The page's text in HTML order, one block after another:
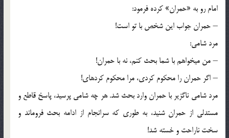
امام رو به «حمران» كرده فرمود:
– حمران جواب این شخص با تو است!
مرد شامی:
– من می‏خواهم با شما بحث كنم، نه با حمران!
– اگر حمران را محكوم كردی، مرا محكوم كرده‏ای!
مرد شامی ناگزیر با حمران وارد بحث شد. هر چه شامی پرسید، پاسخ قاطع و
مستدلی از حمران شنید، به طوری كه سرانجام از ادامه بحث فروماند و
سخت ناراحت و خسته شد!